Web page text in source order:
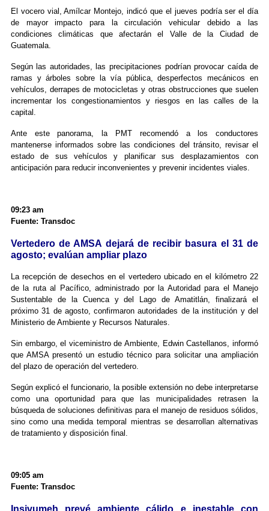
El vocero vial, Amílcar Montejo, indicó que el jueves podría ser el día
de mayor impacto para la circulación vehicular debido a las
condiciones climáticas que afectarán el Valle de la Ciudad de
Guatemala.
Según las autoridades, las precipitaciones podrían provocar caída de
ramas y árboles sobre la vía pública, desperfectos mecánicos en
vehículos, derrapes de motocicletas y otras obstrucciones que suelen
incrementar los congestionamientos y riesgos en las calles de la
capital.
Ante este panorama, la PMT recomendó a los conductores
mantenerse informados sobre las condiciones del tránsito, revisar el
estado de sus vehículos y planificar sus desplazamientos con
anticipación para reducir inconvenientes y prevenir incidentes viales.
09:23 am
Fuente: Transdoc
Vertedero de AMSA dejará de recibir basura el 31 de
agosto; evalúan ampliar plazo
La recepción de desechos en el vertedero ubicado en el kilómetro 22
de la ruta al Pacífico, administrado por la Autoridad para el Manejo
Sustentable de la Cuenca y del Lago de Amatitlán, finalizará el
próximo 31 de agosto, confirmaron autoridades de la institución y del
Ministerio de Ambiente y Recursos Naturales.
Sin embargo, el viceministro de Ambiente, Edwin Castellanos, informó
que AMSA presentó un estudio técnico para solicitar una ampliación
del plazo de operación del vertedero.
Según explicó el funcionario, la posible extensión no debe interpretarse
como una oportunidad para que las municipalidades retrasen la
búsqueda de soluciones definitivas para el manejo de residuos sólidos,
sino como una medida temporal mientras se desarrollan alternativas
de tratamiento y disposición final.
09:05 am
Fuente: Transdoc
Insivumeh prevé ambiente cálido e inestable con